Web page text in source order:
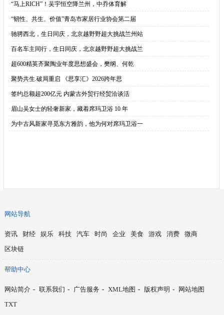
·“马上RICH”！吴宇恒空降兰州，中乔体育解
·“韧性、共生、价值”青岛市家居行业协会第二届
·驰骋西北，生日同庆，北京越野野超大挑战兰州站
·百名车主同行，生日同庆，北京越野野超大挑战兰
·超600精英齐聚陶业年度思想盛会，樊纲、何乾
·聚势共生.破局重启 《思享汇》2026跨年思
·签约总额超200亿元 内蒙古外贸行经贸洽谈活
·眉山吴女士的轻奢新家，藏着席玛卫浴 10 年
·为中古风新家寻觅东方雅韵，他为何对席玛卫浴一
网站导航
资讯 财经 娱乐 科技 汽车 时尚 企业 美食 游戏 消费
微商
区块链
帮助中心
网站简介 - 联系我们 - 广告服务 - XML地图 - 版权声明 -
网站地图
TXT